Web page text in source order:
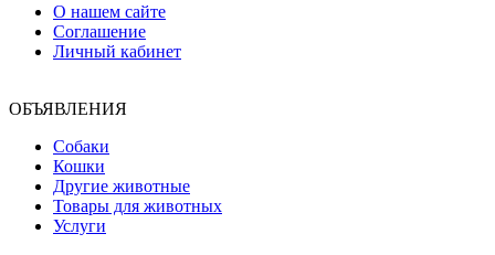
О нашем сайте
Соглашение
Личный кабинет
ОБЪЯВЛЕНИЯ
Собаки
Кошки
Другие животные
Товары для животных
Услуги